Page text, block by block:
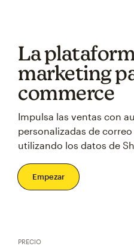
La
marketing
commerce
Impulsa las ventas con
personalizadas de
utilizando los datos de
Empezar
PRECIO